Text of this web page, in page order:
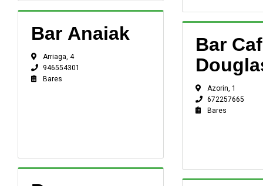
Bar Anaiak
Arriaga, 4
946554301
Bares
Bar
Azorin, 1
672257665
Bares